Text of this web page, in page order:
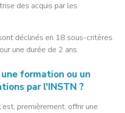
des acquis par les
déclinés en 18 sous-critères.
une durée de 2 ans.
formation ou un
par l'INSTN ?
premièrement, offrir une